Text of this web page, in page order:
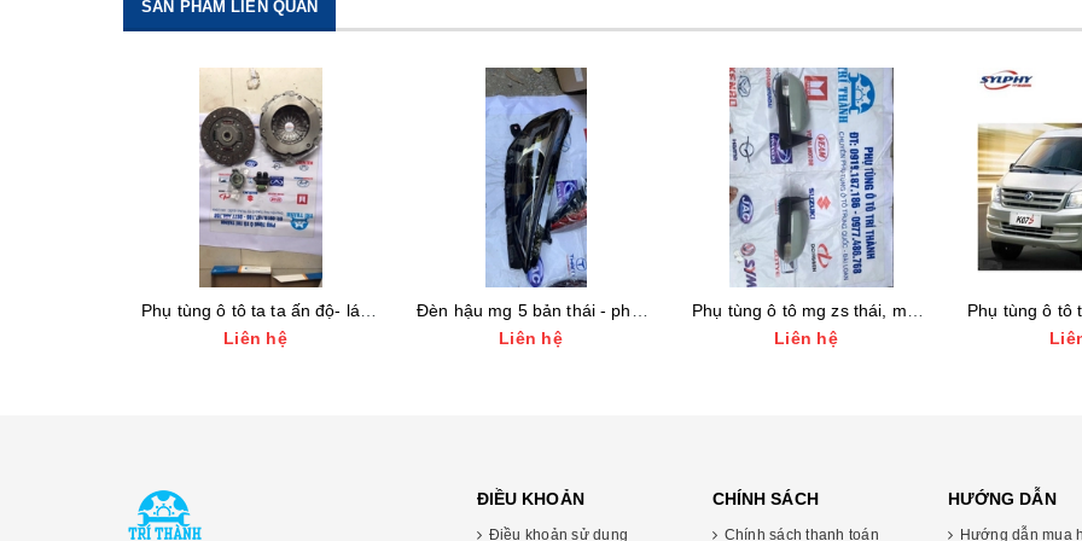
SẢN PHẨM LIÊN QUAN
Liên hệ
Liên hệ
Liên hệ
ĐIỀU KHOẢN
Điều khoản sử dụng
CHÍNH SÁCH
Chính sách thanh toán
HƯỚNG DẪN
Hướng dẫn mua